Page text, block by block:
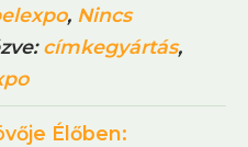
, Nincs
címkegyártás,
Élőben: